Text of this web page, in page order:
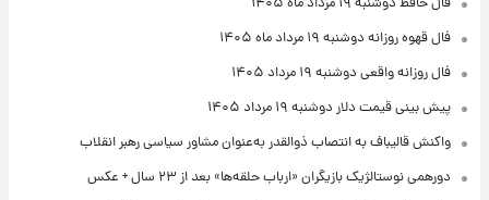
فال قهوه روزانه دوشنبه ۱۹ مرداد ماه ۱۴۰۵
فال روزانه واقعی دوشنبه ۱۹ مرداد ۱۴۰۵
پیش‌ بینی قیمت دلار دوشنبه ۱۹ مرداد ۱۴۰۵
واکنش قالیباف به انتصاب ذوالقدر به‌عنوان مشاور سیاسی رهبر انقلاب
دورهمی نوستالژیک بازیگران «ارباب حلقه‌ها» بعد از ۲۳ سال + عکس